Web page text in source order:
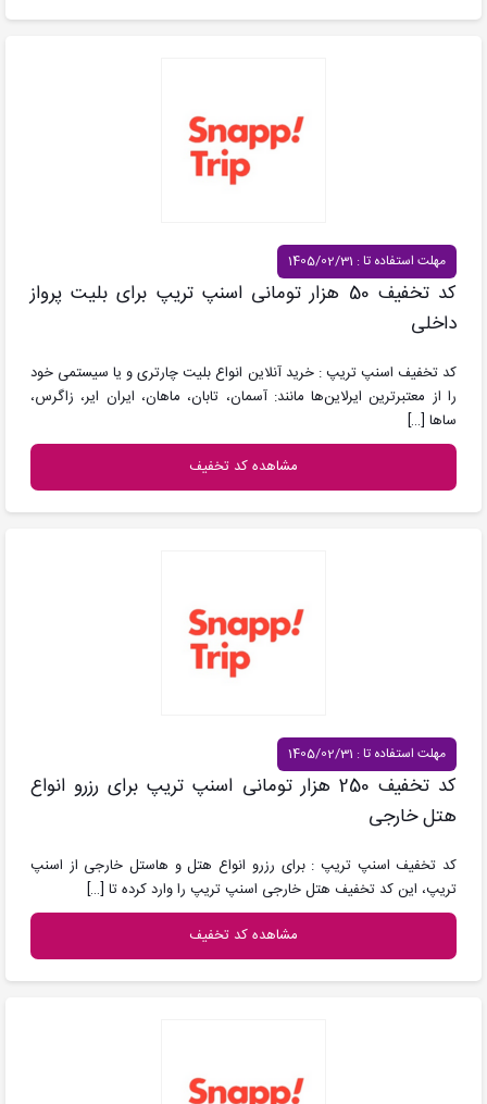
مهلت استفاده تا : 1405/02/31
کد تخفیف 50 هزار تومانی اسنپ تریپ برای بلیت پرواز
داخلی
کد تخفیف اسنپ تریپ : خرید آنلاین انواع بلیت چارتری و یا سیستمی خود
را از معتبرترین ایرلاین‌ها مانند: آسمان، تابان، ماهان، ایران ایر، زاگرس،
ساها […]
مشاهده کد تخفیف
مهلت استفاده تا : 1405/02/31
کد تخفیف 250 هزار تومانی اسنپ تریپ برای رزرو انواع
هتل خارجی
کد تخفیف اسنپ تریپ : برای رزرو انواع هتل و هاستل خارجی از اسنپ
تریپ، این کد تخفیف هتل خارجی اسنپ تریپ را وارد کرده تا […]
مشاهده کد تخفیف